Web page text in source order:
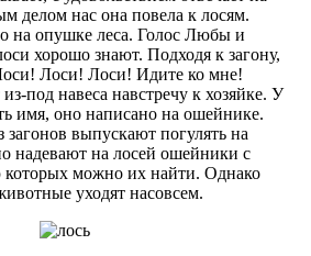
делом нас она повела к лосям.
на опушке леса. Голос Любы и
хорошо знают. Подходя к загону,
Лоси! Лоси! Идите ко мне!
под навеса навстречу к хозяйке. У
имя, оно написано на ошейнике.
выпускают погулять на
надевают на лосей ошейники с
можно их найти. Однако
уходят насовсем.